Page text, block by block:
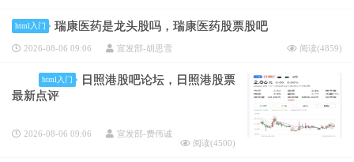
html入门 瑞康医药是龙头股吗，瑞康医药股票股吧
2026-08-06 09:06 宣发部-胡思雪 阅读(4859)
html入门
日照港股吧论坛，日照港股票
最新点评
2026-08-06 09:06
宣发部-费伟诚
阅读(4500)